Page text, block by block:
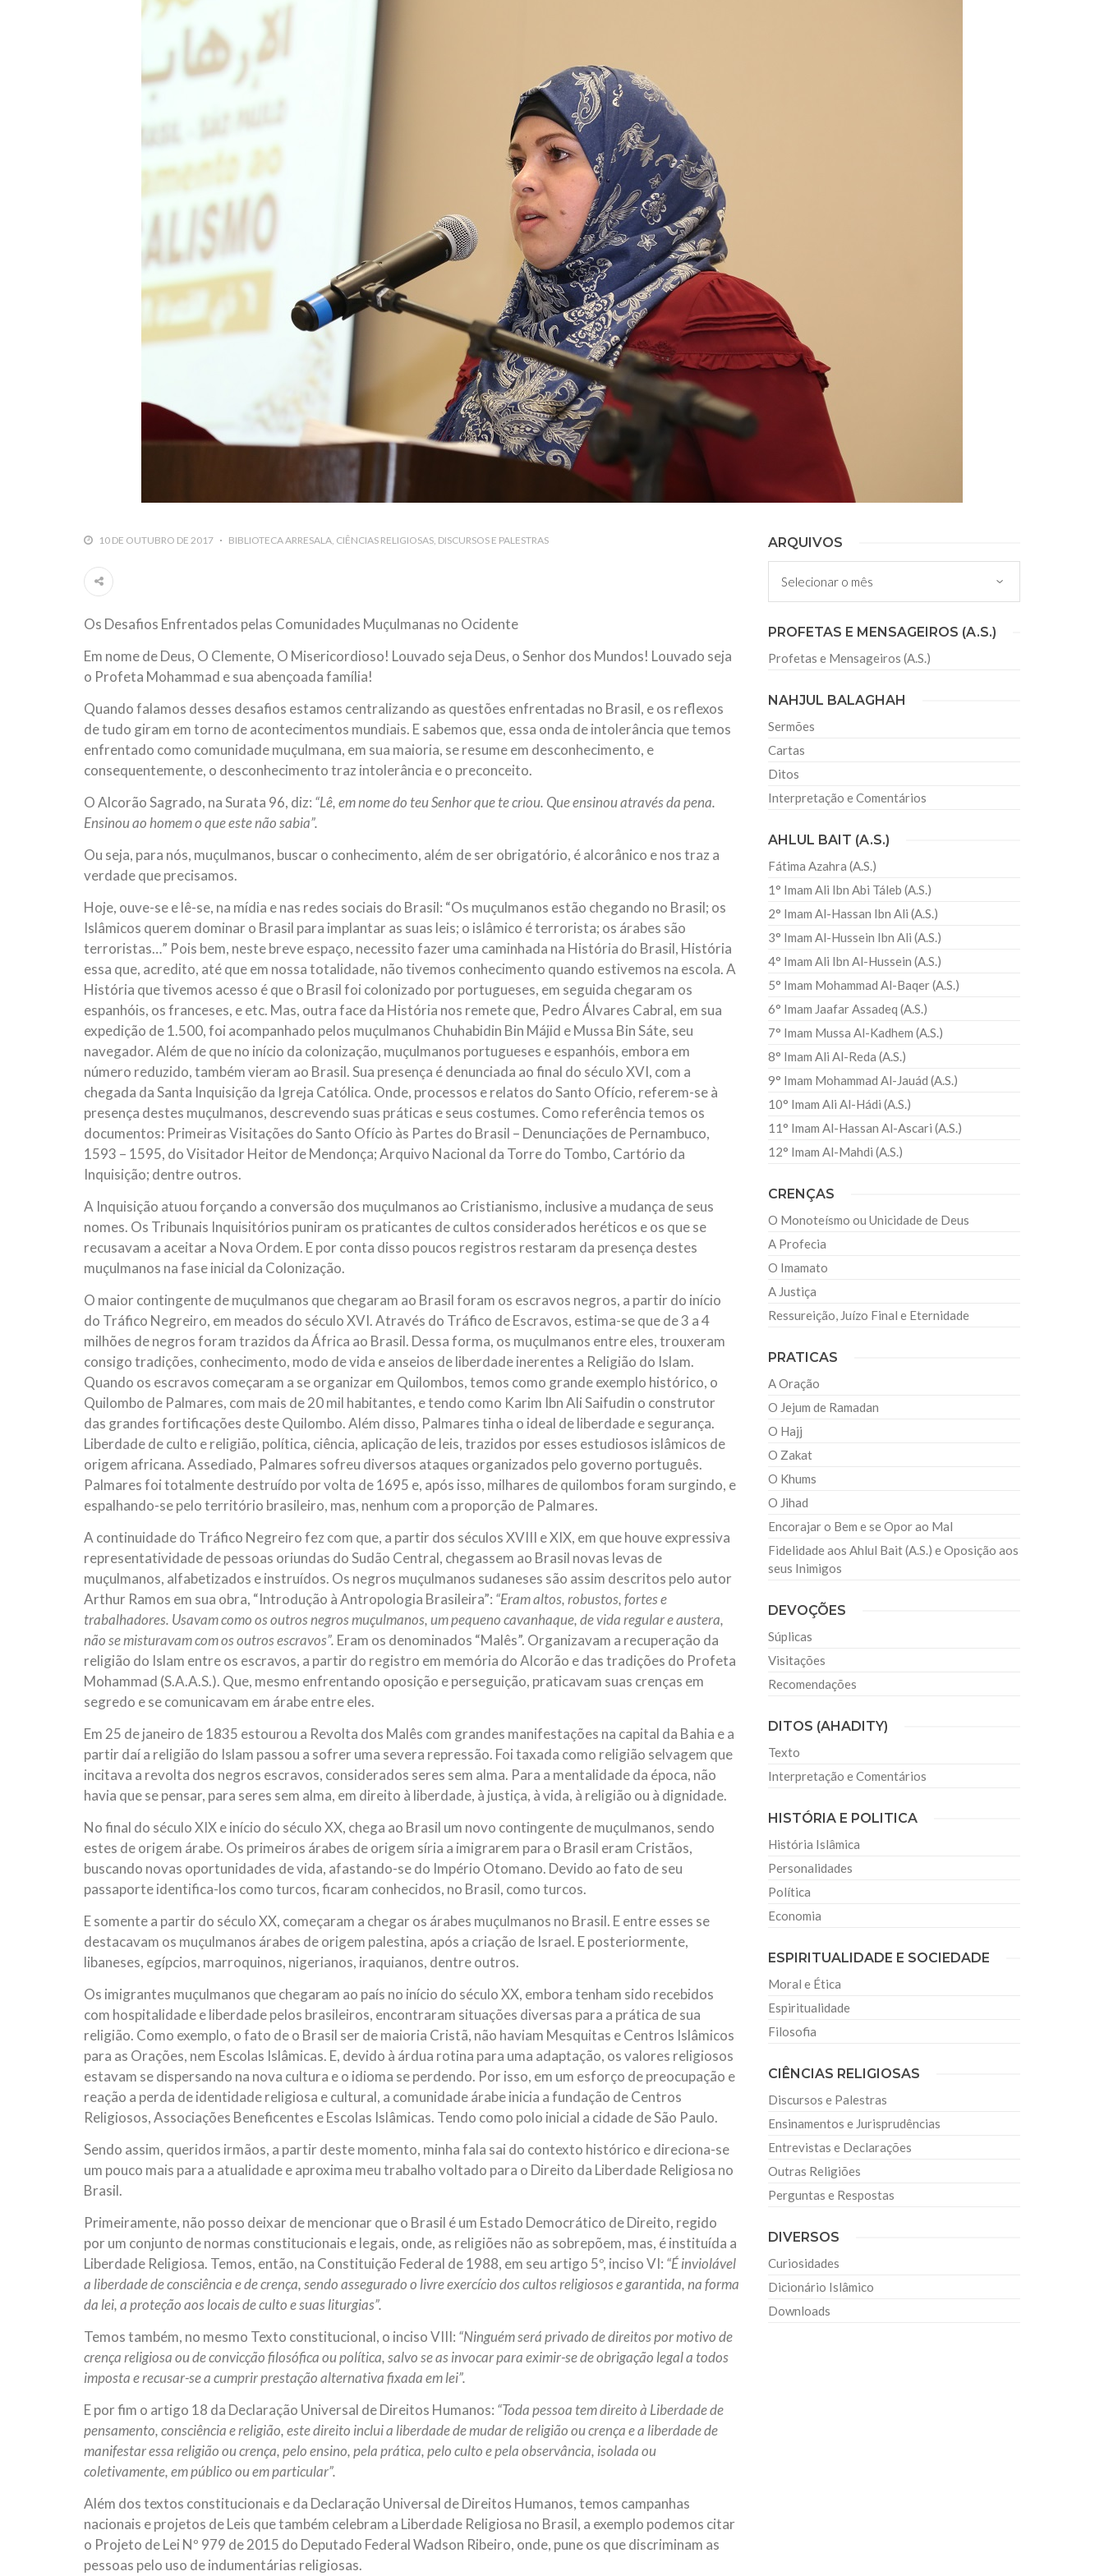
ter entrado numa guerra cultural e religiosa de magnitude. Mais
10 DE NOVEMBRO DE 2013
Falecimento do Imam Ali Ibn Al-Hussein (A.S.)
Em nome de Deus, o Clemente, o Misericordioso! Diante da data em que
Hussein Ibn Ali Ibn Abi Táleb (A.S.), conhecido por “Zein Al-Ábidin” (Formosura
3 DE JULHO DE 2014
Centro Islâmico no Brasil recebe o ex-ministro das
Relações Exteriores da República Islâmica do Irã
Na noite da quinta-feira, 03 de Abril, o Centro Islâmico no Brasil recebeu em sua
sede, em São Paulo, o ex-ministro das Relações Exteriores da República Islâmica
do Irã, Sr. Kamal Kharrazi, que encontra-se visitando
10 DE OUTUBRO DE 2017 BIBLIOTECA ARRESALA CIÊNCIAS RELIGIOSAS DISCURSOS E PALESTRAS
Os Desafios Enfrentados pelas Comunidades Muçulmanas no Ocidente
Em nome de Deus, O Clemente, O Misericordioso! Louvado seja Deus, o Senhor dos Mundos! Louvado seja
o Profeta Mohammad e sua abençoada família!
Quando falamos desses desafios estamos centralizando as questões enfrentadas no Brasil, e os reflexos
de tudo giram em torno de acontecimentos mundiais. E sabemos que, essa onda de intolerância que temos
enfrentado como comunidade muçulmana, em sua maioria, se resume em desconhecimento, e
consequentemente, o desconhecimento traz intolerância e o preconceito.
O Alcorão Sagrado, na Surata 96, diz: “Lê, em nome do teu Senhor que te criou. Que ensinou através da pena.
Ensinou ao homem o que este não sabia”.
Ou seja, para nós, muçulmanos, buscar o conhecimento, além de ser obrigatório, é alcorânico e nos traz a
verdade que precisamos.
Hoje, ouve-se e lê-se, na mídia e nas redes sociais do Brasil: “Os muçulmanos estão chegando no Brasil; os
Islâmicos querem dominar o Brasil para implantar as suas leis; o islâmico é terrorista; os árabes são
terroristas…” Pois bem, neste breve espaço, necessito fazer uma caminhada na História do Brasil, História
essa que, acredito, até que em nossa totalidade, não tivemos conhecimento quando estivemos na escola. A
História que tivemos acesso é que o Brasil foi colonizado por portugueses, em seguida chegaram os
espanhóis, os franceses, e etc. Mas, outra face da História nos remete que, Pedro Álvares Cabral, em sua
expedição de 1.500, foi acompanhado pelos muçulmanos Chuhabidin Bin Májid e Mussa Bin Sáte, seu
navegador. Além de que no início da colonização, muçulmanos portugueses e espanhóis, embora em
número reduzido, também vieram ao Brasil. Sua presença é denunciada ao final do século XVI, com a
chegada da Santa Inquisição da Igreja Católica. Onde, processos e relatos do Santo Ofício, referem-se à
presença destes muçulmanos, descrevendo suas práticas e seus costumes. Como referência temos os
documentos: Primeiras Visitações do Santo Ofício às Partes do Brasil – Denunciações de Pernambuco,
1593 – 1595, do Visitador Heitor de Mendonça; Arquivo Nacional da Torre do Tombo, Cartório da
Inquisição; dentre outros.
A Inquisição atuou forçando a conversão dos muçulmanos ao Cristianismo, inclusive a mudança de seus
nomes. Os Tribunais Inquisitórios puniram os praticantes de cultos considerados heréticos e os que se
recusavam a aceitar a Nova Ordem. E por conta disso poucos registros restaram da presença destes
muçulmanos na fase inicial da Colonização.
O maior contingente de muçulmanos que chegaram ao Brasil foram os escravos negros, a partir do início
do Tráfico Negreiro, em meados do século XVI. Através do Tráfico de Escravos, estima-se que de 3 a 4
milhões de negros foram trazidos da África ao Brasil. Dessa forma, os muçulmanos entre eles, trouxeram
consigo tradições, conhecimento, modo de vida e anseios de liberdade inerentes a Religião do Islam.
Quando os escravos começaram a se organizar em Quilombos, temos como grande exemplo histórico, o
Quilombo de Palmares, com mais de 20 mil habitantes, e tendo como Karim Ibn Ali Saifudin o construtor
das grandes fortificações deste Quilombo. Além disso, Palmares tinha o ideal de liberdade e segurança.
Liberdade de culto e religião, política, ciência, aplicação de leis, trazidos por esses estudiosos islâmicos de
origem africana. Assediado, Palmares sofreu diversos ataques organizados pelo governo português.
Palmares foi totalmente destruído por volta de 1695 e, após isso, milhares de quilombos foram surgindo, e
espalhando-se pelo território brasileiro, mas, nenhum com a proporção de Palmares.
A continuidade do Tráfico Negreiro fez com que, a partir dos séculos XVIII e XIX, em que houve expressiva
representatividade de pessoas oriundas do Sudão Central, chegassem ao Brasil novas levas de
muçulmanos, alfabetizados e instruídos. Os negros muçulmanos sudaneses são assim descritos pelo autor
Arthur Ramos em sua obra, “Introdução à Antropologia Brasileira”: “Eram altos, robustos, fortes e
trabalhadores. Usavam como os outros negros muçulmanos, um pequeno cavanhaque, de vida regular e austera,
não se misturavam com os outros escravos”. Eram os denominados “Malês”. Organizavam a recuperação da
religião do Islam entre os escravos, a partir do registro em memória do Alcorão e das tradições do Profeta
Mohammad (S.A.A.S.). Que, mesmo enfrentando oposição e perseguição, praticavam suas crenças em
segredo e se comunicavam em árabe entre eles.
Em 25 de janeiro de 1835 estourou a Revolta dos Malês com grandes manifestações na capital da Bahia e a
partir daí a religião do Islam passou a sofrer uma severa repressão. Foi taxada como religião selvagem que
incitava a revolta dos negros escravos, considerados seres sem alma. Para a mentalidade da época, não
havia que se pensar, para seres sem alma, em direito à liberdade, à justiça, à vida, à religião ou à dignidade.
No final do século XIX e início do século XX, chega ao Brasil um novo contingente de muçulmanos, sendo
estes de origem árabe. Os primeiros árabes de origem síria a imigrarem para o Brasil eram Cristãos,
buscando novas oportunidades de vida, afastando-se do Império Otomano. Devido ao fato de seu
passaporte identifica-los como turcos, ficaram conhecidos, no Brasil, como turcos.
E somente a partir do século XX, começaram a chegar os árabes muçulmanos no Brasil. E entre esses se
destacavam os muçulmanos árabes de origem palestina, após a criação de Israel. E posteriormente,
libaneses, egípcios, marroquinos, nigerianos, iraquianos, dentre outros.
Os imigrantes muçulmanos que chegaram ao país no início do século XX, embora tenham sido recebidos
com hospitalidade e liberdade pelos brasileiros, encontraram situações diversas para a prática de sua
religião. Como exemplo, o fato de o Brasil ser de maioria Cristã, não haviam Mesquitas e Centros Islâmicos
para as Orações, nem Escolas Islâmicas. E, devido à árdua rotina para uma adaptação, os valores religiosos
estavam se dispersando na nova cultura e o idioma se perdendo. Por isso, em um esforço de preocupação e
reação a perda de identidade religiosa e cultural, a comunidade árabe inicia a fundação de Centros
Religiosos, Associações Beneficentes e Escolas Islâmicas. Tendo como polo inicial a cidade de São Paulo.
Sendo assim, queridos irmãos, a partir deste momento, minha fala sai do contexto histórico e direciona-se
um pouco mais para a atualidade e aproxima meu trabalho voltado para o Direito da Liberdade Religiosa no
Brasil.
Primeiramente, não posso deixar de mencionar que o Brasil é um Estado Democrático de Direito, regido
por um conjunto de normas constitucionais e legais, onde, as religiões não as sobrepõem, mas, é instituída a
Liberdade Religiosa. Temos, então, na Constituição Federal de 1988, em seu artigo 5º, inciso VI: “É inviolável
a liberdade de consciência e de crença, sendo assegurado o livre exercício dos cultos religiosos e garantida, na forma
da lei, a proteção aos locais de culto e suas liturgias”.
Temos também, no mesmo Texto constitucional, o inciso VIII: “Ninguém será privado de direitos por motivo de
crença religiosa ou de convicção filosófica ou política, salvo se as invocar para eximir-se de obrigação legal a todos
imposta e recusar-se a cumprir prestação alternativa fixada em lei”.
E por fim o artigo 18 da Declaração Universal de Direitos Humanos: “Toda pessoa tem direito à Liberdade de
pensamento, consciência e religião, este direito inclui a liberdade de mudar de religião ou crença e a liberdade de
manifestar essa religião ou crença, pelo ensino, pela prática, pelo culto e pela observância, isolada ou
coletivamente, em público ou em particular”.
Além dos textos constitucionais e da Declaração Universal de Direitos Humanos, temos campanhas
nacionais e projetos de Leis que também celebram a Liberdade Religiosa no Brasil, a exemplo podemos citar
o Projeto de Lei Nº 979 de 2015 do Deputado Federal Wadson Ribeiro, onde, pune os que discriminam as
pessoas pelo uso de indumentárias religiosas.
ARQUIVOS
Arquivos
PROFETAS E MENSAGEIROS (A.S.)
Profetas e Mensageiros (A.S.)
NAHJUL BALAGHAH
Sermões
Cartas
Ditos
Interpretação e Comentários
AHLUL BAIT (A.S.)
Fátima Azahra (A.S.)
1° Imam Ali Ibn Abi Táleb (A.S.)
2° Imam Al-Hassan Ibn Ali (A.S.)
3° Imam Al-Hussein Ibn Ali (A.S.)
4° Imam Ali Ibn Al-Hussein (A.S.)
5° Imam Mohammad Al-Baqer (A.S.)
6° Imam Jaafar Assadeq (A.S.)
7° Imam Mussa Al-Kadhem (A.S.)
8° Imam Ali Al-Reda (A.S.)
9° Imam Mohammad Al-Jauád (A.S.)
10° Imam Ali Al-Hádi (A.S.)
11° Imam Al-Hassan Al-Ascari (A.S.)
12° Imam Al-Mahdi (A.S.)
CRENÇAS
O Monoteísmo ou Unicidade de Deus
A Profecia
O Imamato
A Justiça
Ressureição, Juízo Final e Eternidade
PRATICAS
A Oração
O Jejum de Ramadan
O Hajj
O Zakat
O Khums
O Jihad
Encorajar o Bem e se Opor ao Mal
Fidelidade aos Ahlul Bait (A.S.) e Oposição aos
seus Inimigos
DEVOÇÕES
Súplicas
Visitações
Recomendações
DITOS (AHADITY)
Texto
Interpretação e Comentários
HISTÓRIA E POLITICA
História Islâmica
Personalidades
Política
Economia
ESPIRITUALIDADE E SOCIEDADE
Moral e Ética
Espiritualidade
Filosofia
CIÊNCIAS RELIGIOSAS
Discursos e Palestras
Ensinamentos e Jurisprudências
Entrevistas e Declarações
Outras Religiões
Perguntas e Respostas
DIVERSOS
Curiosidades
Dicionário Islâmico
Downloads